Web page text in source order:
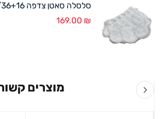
סלסלה סאטן צדפה 55/36+16 ס"מ לבן
169.00 ₪
מוצרים